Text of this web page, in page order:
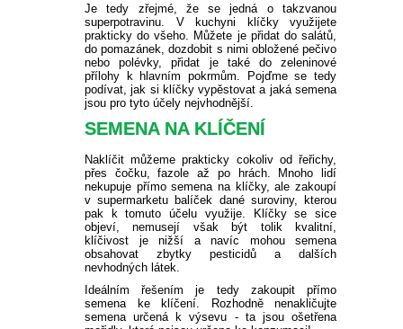
PLODOVÁ ZELENINA
KOŘENOVÁ ZELENINA
LUSKOVÁ ZELENINA
KOŠŤÁLOVÁ ZELENINA
CIBULOVÁ ZELENINA
SEMENÁ NA KLÍČKY
OSTATNÍ SEMÍNKA
ZELENINY
BIO SEMENA
SUBSTRÁTY A ZEMINY
ROZTŘEPENÉ
VELKOKVĚTÉ
OSTATNÍ
KVĚTINY DO TRUHLÍKŮ
BALKONOVKY NA PŘÍMÉ
SLUNCE
NEMESIA
ČERNOOKÁ ZUZANA
SPORÝŠ
HVOZDÍK
KOPRETINA
BALKONOVÉ KVĚTINY DO
STÍNU / POLOSTÍNU
AFRICKÁ KOPŘIVA
POVÍJNICE
DIANTHUS
BAKOPA
ROSTLINY OKRASNÉ
LISTEM
OKRASNÁ KOPŘIVA
IPOMOEA
PRÍSLUŠENSTVÍ K
BALKÓNOVÝM ROSTLINÁM
OKRASNÉ JEDLE
OKRASNÉ SMRKY
JEHLIČNANY NA KMÍNKU
JEHLIČNATÉ STROMY
OSTATNÍ
KVETOUCÍ KEŘE NA
SLUNCE
KEŘE KVETOUCÍ V LÉTĚ
KEŘE KVETOUCÍ V ZIMĚ
VISTÁRIE
PLAMÉNKY
KVETOUCÍ POPÍNAVÉ
ROSTLINY
POPÍNAVÉ RŮŽE
ČAJOHYBRIDY
MNOHOKVĚTÉ RŮŽE
OKRASNÉ TRÁVY
OKRASNÉ TRÁVY NÍZKÉ
KOSTŘAVY
NÍZKÉ OKRASNÉ TRÁVY
OSTATNÍ
OKRASNÉ TRÁVY VYSOKÉ
OZDOBNICE
PABAMBUS
DOCHAN
TRVALKY
VYSOKÉ TRVALKY
TRVALKY DO STÍNU
ČECHRAVY
DLUŽICHY
JARNÍ TRVALKY
LETNÍ TRVALKY
ŽIVÉ PLOTY
ŽIVÝ PLOT OPADAVÝ
HORTENZIE LATNATÉ
HORTENZIE VELKOLISTÉ
HORTENZIE
STROMEČKOVITÉ
SOLITÉRY
PŘÍSLUŠENSTVÍ K
OKRASNÉ ZAHRADĚ
STÁLEPLODÍCÍ JAHODY
BÍLÉ A LESNÍ JAHODY
ZIMNÍ JABLONĚ
REZISTENTNÍ JABLONĚ
SLOUPOVITÉ JABLONĚ
TŘEŠNĚ A VIŠNĚ
ŠVESTKY A BLUMY
MERUŇKY
ZAKRSLÉ OVOCNÉ STROMY
BORŮVKY
OSTRUŽINY
ANGREŠT
RYBÍZ
ARONIE
FIKOVNÍK
HURMIKAKI
MUCHOVNÍK
RAKYTNÍK ŘEŠETLÁKOVÝ
ZIMOLEZ KAMČATSKÝ
VINNÁ RÉVA
SAZENICE ZELENINY
SAZENICE RAJČAT
SADBOVÉ BRAMBORY
SLADKÉ BRAMBORY
SADBOVÝ ČESNEK
PŘÍSLUŠENSTVÍ K
UŽITKOVÉ ZAHRADĚ
SLEVA 30 %
SLEVA 10 %
Je tedy zřejmé, že se jedná o takzvanou
superpotravinu. V kuchyni klíčky využijete
prakticky do všeho. Můžete je přidat do salátů,
do pomazánek, dozdobit s nimi obložené pečivo
nebo polévky, přidat je také do zeleninové
přílohy k hlavním pokrmům. Pojďme se tedy
podívat, jak si klíčky vypěstovat a jaká semena
jsou pro tyto účely nejvhodnější.
SEMENA NA KLÍČENÍ
Naklíčit můžeme prakticky cokoliv od řeřichy,
přes čočku, fazole až po hrách. Mnoho lidí
nekupuje přímo semena na klíčky, ale zakoupí
v supermarketu balíček dané suroviny, kterou
pak k tomuto účelu využije. Klíčky se sice
objeví, nemusejí však být tolik kvalitní,
klíčivost je nižší a navíc mohou semena
obsahovat zbytky pesticidů a dalších
nevhodných látek.
Ideálním řešením je tedy zakoupit přímo
semena ke klíčení. Rozhodně nenakličujte
semena určená k výsevu - ta jsou ošetřena